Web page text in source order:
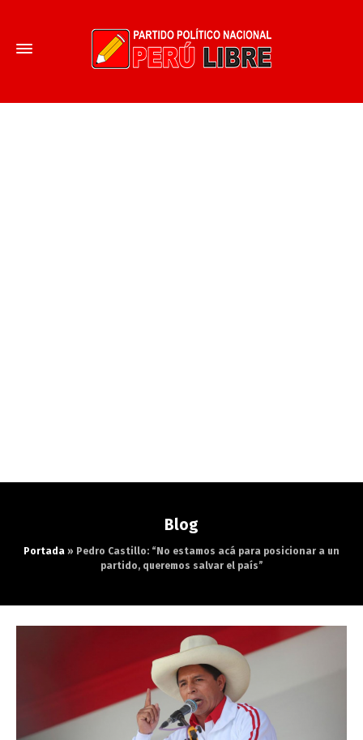
Blog
Portada » Pedro Castillo: “No estamos acá para posicionar a un
partido, queremos salvar el país”